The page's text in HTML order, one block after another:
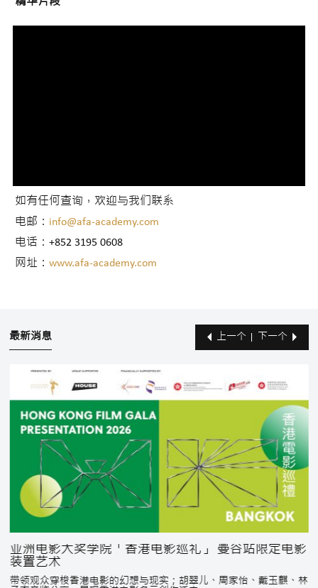
如有任何查询，欢迎与我们联系
电邮： info@afa-academy.com
电话：+852 3195 0608
网址：www.afa-academy.com
最新消息
亚洲电影大奖学院「香港电影巡礼」 曼谷站限定电影
装置艺术
带领观众穿梭香港电影的幻想与现实；胡翠儿、周家怡、戴玉麒、林
上一个 下一个